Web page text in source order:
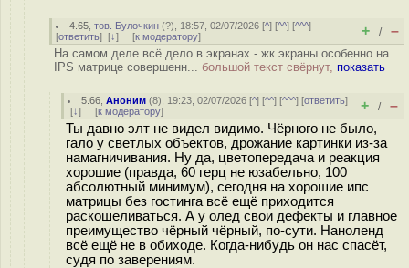
4.65 ,тов. Булочкин (?), 18:57, 02/07/2026 [^] [^^] [^^^]
[ответить] [↓] [к модератору] + / –
На самом деле всё дело в экранах - жк экраны особенно на
IPS матрице совершенн... большой текст свёрнут, показать
5.66 ,Аноним (8), 19:23, 02/07/2026 [^] [^^] [^^^] [ответить]
[↓] [к модератору] + / –
Ты давно элт не видел видимо. Чёрного не было,
гало у светлых объектов, дрожание картинки из-за
намагничивания. Ну да, цветопередача и реакция
хорошие (правда, 60 герц не юзабельно, 100
абсолютный минимум), сегодня на хорошие ипс
матрицы без гостинга всё ещё приходится
раскошеливаться. А у олед свои дефекты и главное
преимущество чёрный чёрный, по-сути. Наноленд
всё ещё не в обиходе. Когда-нибудь он нас спасёт,
судя по заверениям.